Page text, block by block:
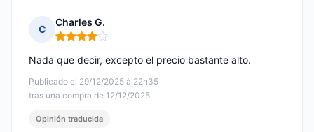
C
Charles G.
Nota: 4 de 5
Publicado el 29/12/2025 à 22h35
tras una compra de 12/12/2025
Nada que decir, excepto el precio bastante alto.
Opinión traducida